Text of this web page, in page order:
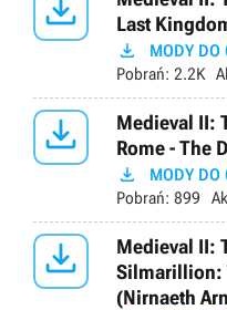
Last
 MODY DO
Pobrań: 2.2K

Medieval II:
Rome - The
 MODY DO
Pobrań: 899

Medieval II:
Silmarillion:
(Nirnaeth